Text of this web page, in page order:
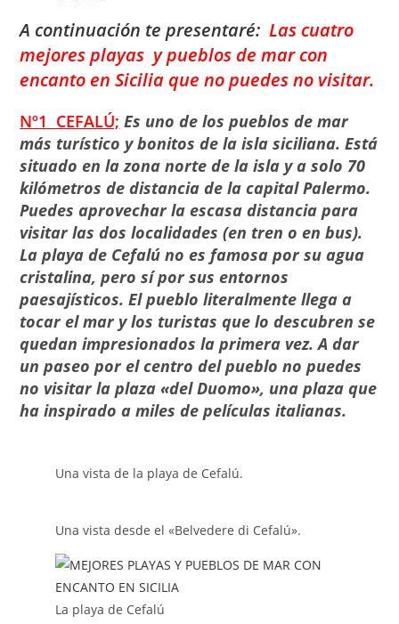
A continuación te presentaré: Las cuatro
mejores playas y pueblos de mar con
encanto en Sicilia que no puedes no visitar.
Nº1 CEFALÚ; Es uno de los pueblos de mar
más turístico y bonitos de la isla siciliana. Está
situado en la zona norte de la isla y a solo 70
kilómetros de distancia de la capital Palermo.
Puedes aprovechar la escasa distancia para
visitar las dos localidades (en tren o en bus).
La playa de Cefalú no es famosa por su agua
cristalina, pero sí por sus entornos
paesajísticos. El pueblo literalmente llega a
tocar el mar y los turistas que lo descubren se
quedan impresionados la primera vez. A dar
un paseo por el centro del pueblo no puedes
no visitar la plaza «del Duomo», una plaza que
ha inspirado a miles de películas italianas.
Una vista de la playa de Cefalú.
Una vista desde el «Belvedere di Cefalú».
La playa de Cefalú